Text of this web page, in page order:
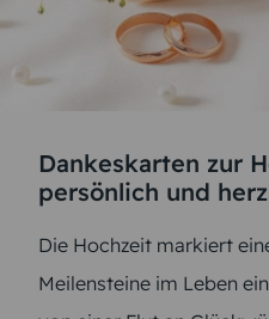
Dankeskarten zur
persönlich und
Die Hochzeit markiert
Meilensteine im Leben